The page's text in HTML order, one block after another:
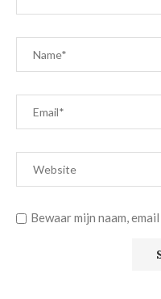
Bewaar mijn naam,